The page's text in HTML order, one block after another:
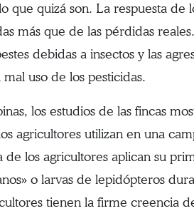
que quizá son. La respuesta de
más que de las pérdidas
debidas a insectos y las
uso de los pesticidas.
los estudios de las fincas
agricultores utilizan en una
de los agricultores aplican su
o larvas de lepidópteros
tienen la firme creencia